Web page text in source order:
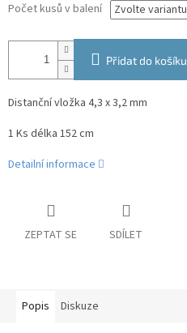
Počet kusů v balení
Přidat do košíku
Distanční vložka 4,3 x 3,2 mm
1 Ks délka 152 cm
Detailní informace
ZEPTAT SE SDÍLET
Popis Diskuze